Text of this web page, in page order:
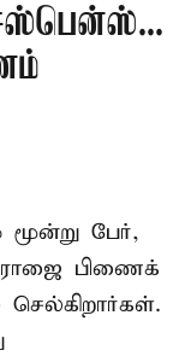
பேர்,
பிணைக்